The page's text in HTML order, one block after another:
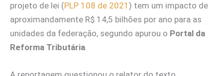
projeto de lei (PLP 108 de 2021 ) tem um impacto de
aproximandamente R$ 14,5 bilhões por ano para as
unidades da federação, segundo apurou o Portal da
Reforma Tributária.